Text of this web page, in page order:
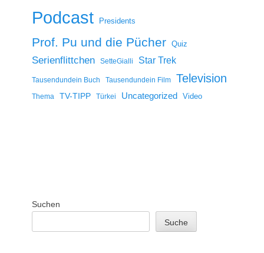
Podcast Presidents
Prof. Pu und die Pücher Quiz
Serienflittchen SetteGialli Star Trek
Tausendundein Buch Tausendundein Film Television
Thema TV-TIPP Türkei Uncategorized Video
Suchen
Suche